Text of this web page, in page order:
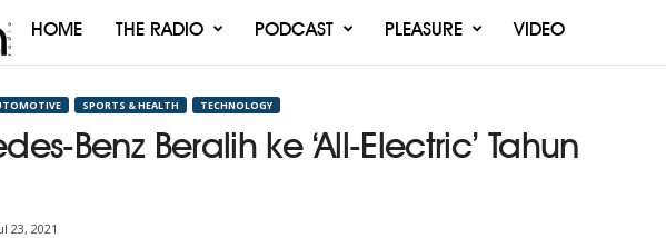
Brava
HOME THE RADIO PODCAST PLEASURE VIDEO
SPORTS & HEALTH TECHNOLOGY
Benz Beralih ke ‘All-Electric’ Tahun
23, 2021